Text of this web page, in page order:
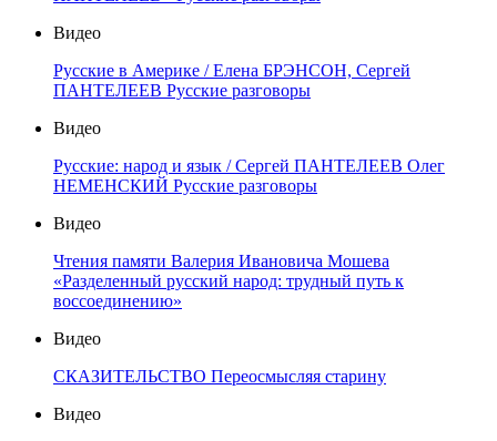
Видео
Русские в Америке / Елена БРЭНСОН, Сергей
ПАНТЕЛЕЕВ Русские разговоры
Видео
Русские: народ и язык / Сергей ПАНТЕЛЕЕВ Олег
НЕМЕНСКИЙ Русские разговоры
Видео
Чтения памяти Валерия Ивановича Мошева
«Разделенный русский народ: трудный путь к
воссоединению»
Видео
СКАЗИТЕЛЬСТВО Переосмысляя старину
Видео